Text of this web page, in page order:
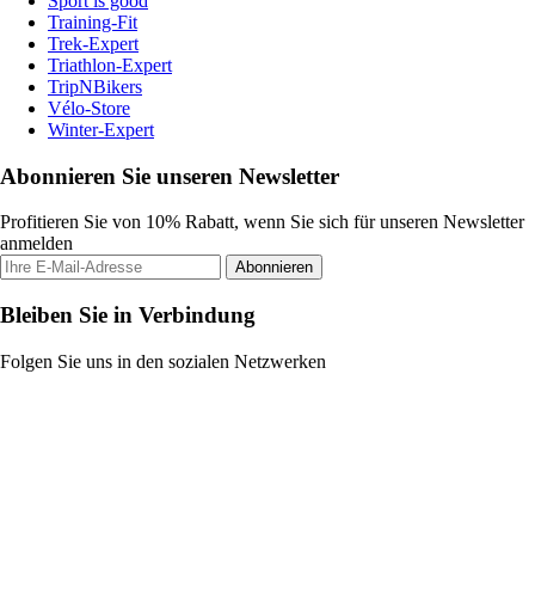
Training-Fit
Trek-Expert
Triathlon-Expert
TripNBikers
Vélo-Store
Winter-Expert
Abonnieren Sie unseren Newsletter
Profitieren Sie von 10% Rabatt, wenn Sie sich für unseren Newsletter
anmelden
Abonnieren
Bleiben Sie in Verbindung
Folgen Sie uns in den sozialen Netzwerken